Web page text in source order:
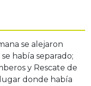
se alejaron
había separado;
y Rescate de
donde había